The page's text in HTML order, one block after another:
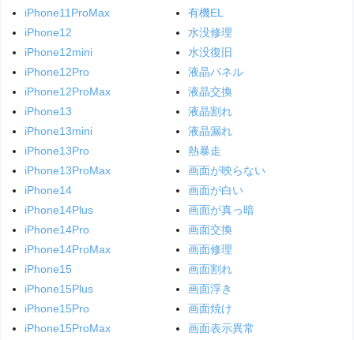
iPhone11ProMax
iPhone12
iPhone12mini
iPhone12Pro
iPhone12ProMax
iPhone13
iPhone13mini
iPhone13Pro
iPhone13ProMax
iPhone14
iPhone14Plus
iPhone14Pro
iPhone14ProMax
iPhone15
iPhone15Plus
iPhone15Pro
iPhone15ProMax
有機EL
水没修理
水没復旧
液晶パネル
液晶交換
液晶割れ
液晶漏れ
熱暴走
画面が映らない
画面が白い
画面が真っ暗
画面交換
画面修理
画面割れ
画面浮き
画面焼け
画面表示異常